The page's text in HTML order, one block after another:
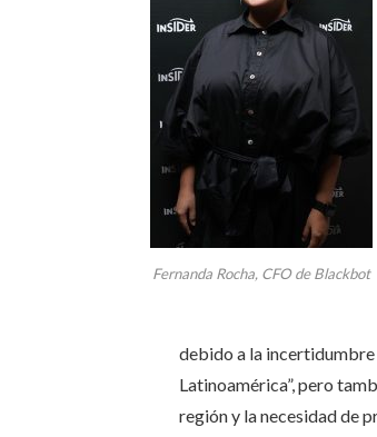
Fernanda Rocha, CFO de Blackbot
debido a la incertidumbre
Latinoamérica”, pero
región y la necesidad de